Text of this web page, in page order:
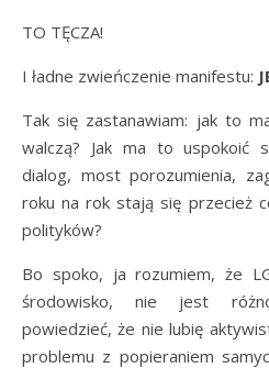
TO TĘCZA!
I ładne zwieńczenie manifestu:
Tak się zastanawiam: jak to
walczą? Jak ma to uspokoić
dialog, most porozumienia,
roku na rok stają się przecież
polityków?
Bo spoko, ja rozumiem, że
środowisko, nie jest
powiedzieć, że nie lubię
problemu z popieraniem